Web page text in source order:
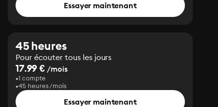
Essayer maintenant
45 heures
Pour écouter tous les jours
17.99 € /mois
1 compte
45 heures/mois
Essayer maintenant